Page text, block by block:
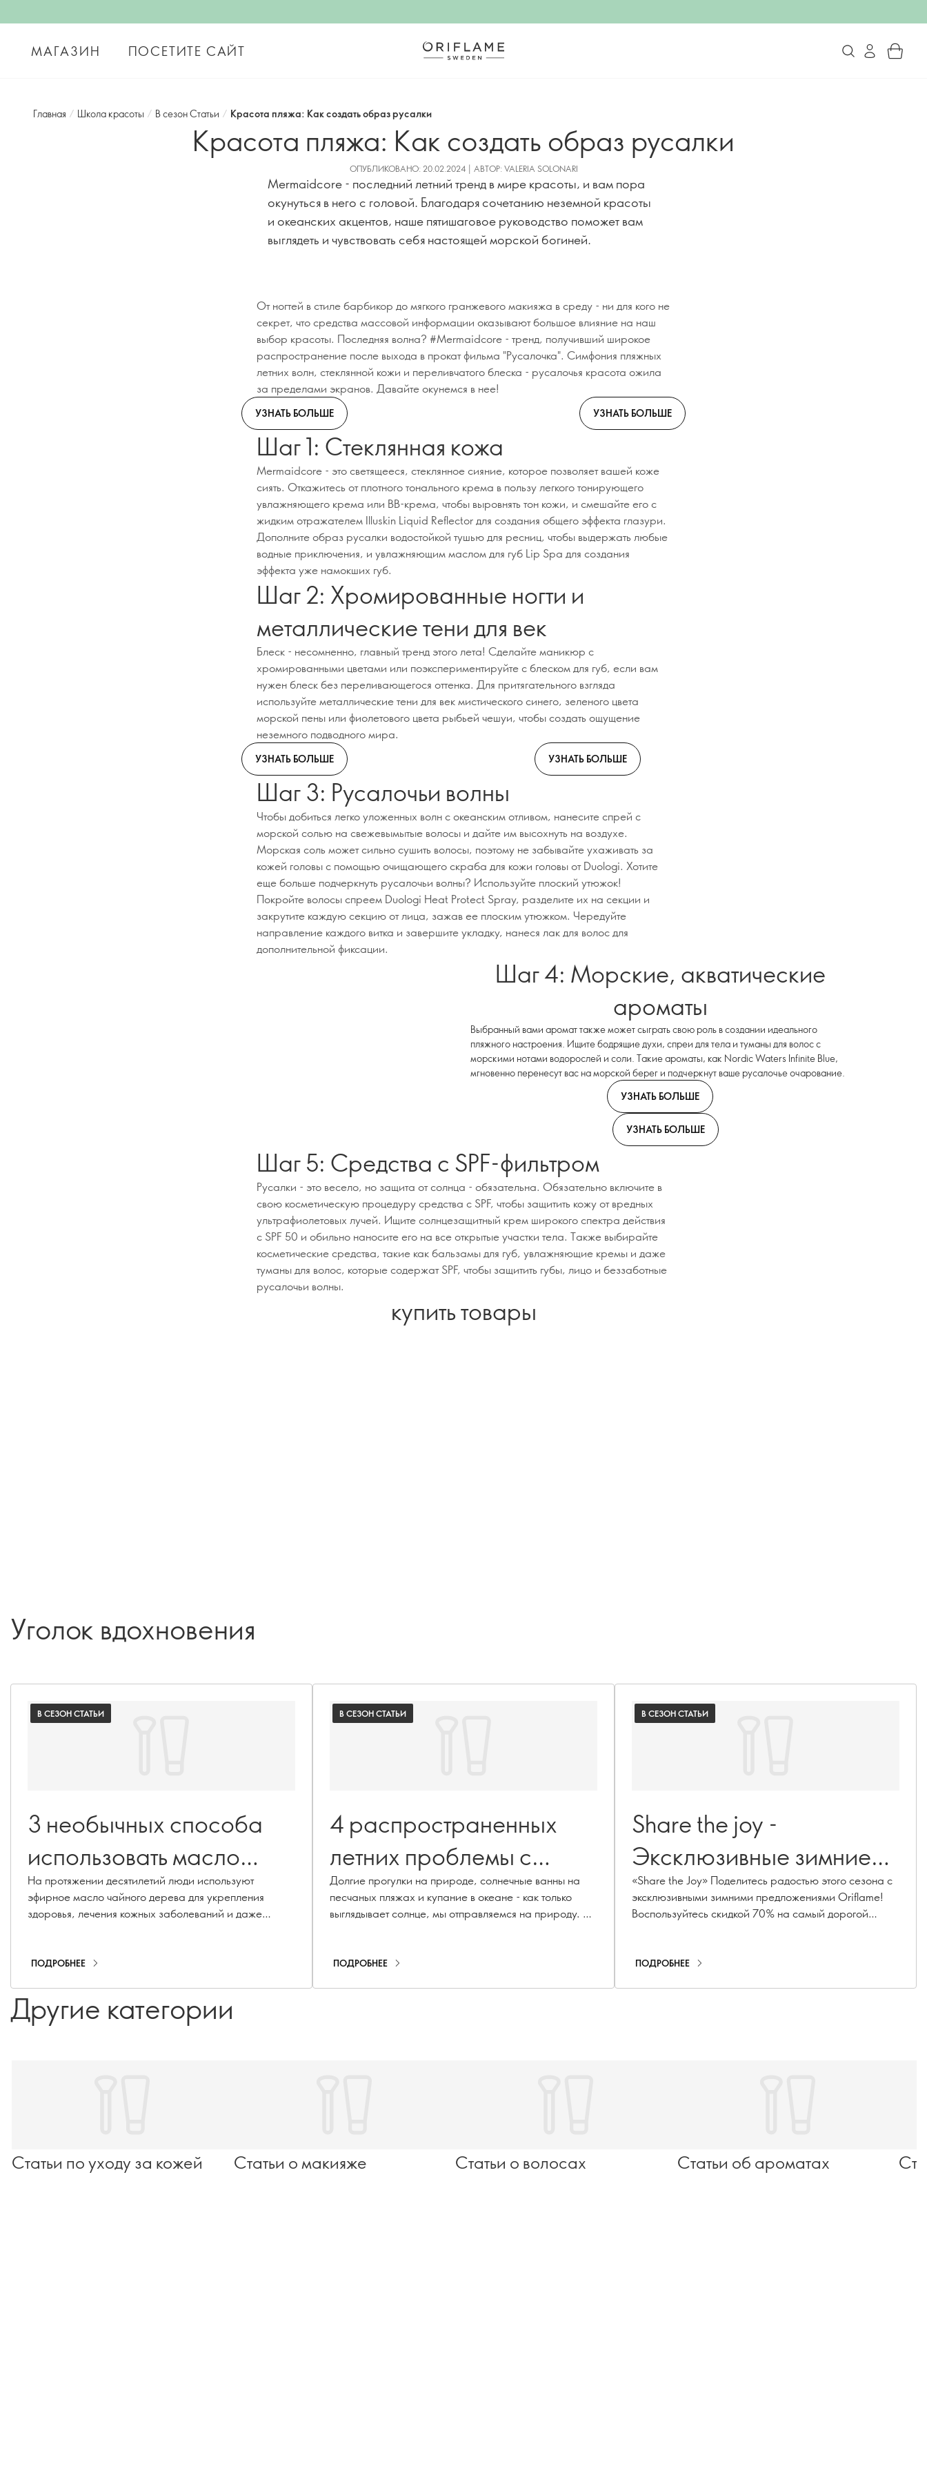
МАГАЗИН ПОСЕТИТЕ САЙТ
Главная / Школа красоты / В сезон Статьи / Красота пляжа: Как создать образ русалки
Красота пляжа: Как создать образ русалки
ОПУБЛИКОВАНО: 20.02.2024 | АВТОР: VALERIA SOLONARI
Mermaidcore - последний летний тренд в мире красоты, и вам пора
окунуться в него с головой. Благодаря сочетанию неземной красоты
и океанских акцентов, наше пятишаговое руководство поможет вам
выглядеть и чувствовать себя настоящей морской богиней.
От ногтей в стиле барбикор до мягкого гранжевого макияжа в среду - ни для кого не
секрет, что средства массовой информации оказывают большое влияние на наш
выбор красоты. Последняя волна? #Mermaidcore - тренд, получивший широкое
распространение после выхода в прокат фильма "Русалочка". Симфония пляжных
летних волн, стеклянной кожи и переливчатого блеска - русалочья красота ожила
за пределами экранов. Давайте окунемся в нее!
УЗНАТЬ БОЛЬШЕ УЗНАТЬ БОЛЬШЕ
Шаг 1: Стеклянная кожа
Mermaidcore - это светящееся, стеклянное сияние, которое позволяет вашей коже
сиять. Откажитесь от плотного тонального крема в пользу легкого тонирующего
увлажняющего крема или BB-крема, чтобы выровнять тон кожи, и смешайте его с
жидким отражателем Illuskin Liquid Reflector для создания общего эффекта глазури.
Дополните образ русалки водостойкой тушью для ресниц, чтобы выдержать любые
водные приключения, и увлажняющим маслом для губ Lip Spa для создания
эффекта уже намокших губ.
Шаг 2: Хромированные ногти и
металлические тени для век
Блеск - несомненно, главный тренд этого лета! Сделайте маникюр с
хромированными цветами или поэкспериментируйте с блеском для губ, если вам
нужен блеск без переливающегося оттенка. Для притягательного взгляда
используйте металлические тени для век мистического синего, зеленого цвета
морской пены или фиолетового цвета рыбьей чешуи, чтобы создать ощущение
неземного подводного мира.
УЗНАТЬ БОЛЬШЕ УЗНАТЬ БОЛЬШЕ
Шаг 3: Русалочьи волны
Чтобы добиться легко уложенных волн с океанским отливом, нанесите спрей с
морской солью на свежевымытые волосы и дайте им высохнуть на воздухе.
Морская соль может сильно сушить волосы, поэтому не забывайте ухаживать за
кожей головы с помощью очищающего скраба для кожи головы от Duologi. Хотите
еще больше подчеркнуть русалочьи волны? Используйте плоский утюжок!
Покройте волосы спреем Duologi Heat Protect Spray, разделите их на секции и
закрутите каждую секцию от лица, зажав ее плоским утюжком. Чередуйте
направление каждого витка и завершите укладку, нанеся лак для волос для
дополнительной фиксации.
Шаг 4: Морские, акватические
ароматы
Выбранный вами аромат также может сыграть свою роль в создании идеального
пляжного настроения. Ищите бодрящие духи, спреи для тела и туманы для волос с
морскими нотами водорослей и соли. Такие ароматы, как Nordic Waters Infinite Blue,
мгновенно перенесут вас на морской берег и подчеркнут ваше русалочье очарование.
УЗНАТЬ БОЛЬШЕ
УЗНАТЬ БОЛЬШЕ
Шаг 5: Средства с SPF-фильтром
Русалки - это весело, но защита от солнца - обязательна. Обязательно включите в
свою косметическую процедуру средства с SPF, чтобы защитить кожу от вредных
ультрафиолетовых лучей. Ищите солнцезащитный крем широкого спектра действия
с SPF 50 и обильно наносите его на все открытые участки тела. Также выбирайте
косметические средства, такие как бальзамы для губ, увлажняющие кремы и даже
туманы для волос, которые содержат SPF, чтобы защитить губы, лицо и беззаботные
русалочьи волны.
купить товары
Уголок вдохновения
В СЕЗОН СТАТЬИ
3 необычных способа
использовать масло
чайного дерева
На протяжении десятилетий люди используют
эфирное масло чайного дерева для укрепления
здоровья, лечения кожных заболеваний и даже
работать на вас так, как вы даже не ожидали!
ПОДРОБНЕЕ
В СЕЗОН СТАТЬИ
4 распространенных
летних проблемы с
кожей, которые вы
можете предотвратить
Долгие прогулки на природе, солнечные ванны на
песчаных пляжах и купание в океане - как только
выглядывает солнце, мы отправляемся на природу. Но
распространенные летние проблемы с кожей и
ПОДРОБНЕЕ
В СЕЗОН СТАТЬИ
Share the joy -
Эксклюзивные зимние
предложения
«Share the Joy» Поделитесь радостью этого сезона с
эксклюзивными зимними предложениями Oriflame!
Воспользуйтесь скидкой 70% на самый дорогой
ПОДРОБНЕЕ
Другие категории
Статьи по уходу за кожей Статьи о макияже Статьи о волосах Статьи об ароматах